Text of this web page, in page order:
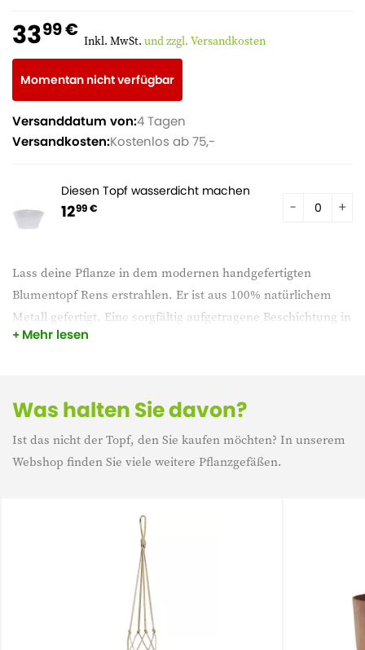
Lass deine Pflanze in dem modernen handgefertigten
Blumentopf Rens erstrahlen. Er ist aus 100% natürlichem
Metall gefertigt. Eine sorgfältig aufgetragene Beschichtung in
einer ruhigen Farbe unterstreicht den modernen,
ergänzt.
Mehr lesen
3399 € Inkl. MwSt. und zzgl. Versandkosten
Momentan nicht verfügbar
Versanddatum von:4 Tagen
Versandkosten:Kostenlos ab 75,-
Diesen Topf wasserdicht machen
1299 €
Was halten Sie davon?
Ist das nicht der Topf, den Sie kaufen möchten? In unserem
Webshop finden Sie viele weitere Pflanzgefäßen.